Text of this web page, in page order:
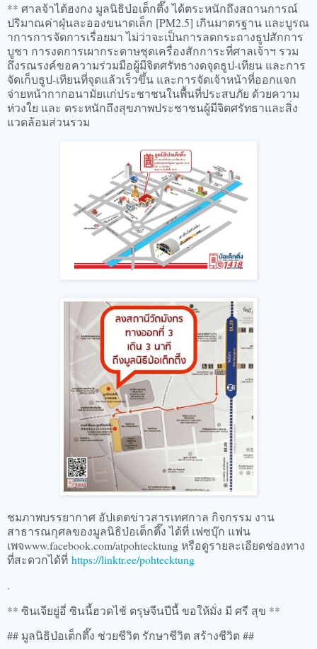
** ศาลจ้าไต้ฮงกง มูลนิธิป่อเต็กตึ๊ง ได้ตระหนักถึงสถานการณ์
ปริมาณค่าฝุ่นละอองขนาดเล็ก [PM2.5] เกินมาตรฐาน และบูรณ
าการการจัดการเรื่อยมา ไม่ว่าจะเป็นการลดกระถางธูปสักการ
บูชา การงดการเผากระดาษชุดเครื่องสักการะที่ศาลเจ้าฯ รวม
ถึงรณรงค์ขอความร่วมมือผู้มีจิตศรัทธางดจุดธูป-เทียน และการ
จัดเก็บธูป-เทียนที่จุดแล้วเร็วขึ้น และการจัดเจ้าหน้าที่ออกแจก
จ่ายหน้ากากอนามัยแก่ประชาชนในพื้นที่ประสบภัย ด้วยความ
ห่วงใย และ ตระหนักถึงสุขภาพประชาชนผู้มีจิตศรัทธาและสิ่ง
แวดล้อมส่วนรวม
ชมภาพบรรยากาศ อัปเดตข่าวสารเทศกาล กิจกรรม งาน
สาธารณกุศลของมูลนิธิป่อเต็กตึ๊ง ได้ที่ เฟซบุ๊ก แฟน
เพจwww.facebook.com/atpohtecktung หรือดูรายละเอียดช่องทาง
ที่สะดวกได้ที่ https://linktr.ee/pohtecktung
.
** ซินเจียยู่อี่ ซินนี้ฮวดไช้ ตรุษจีนปีนี้ ขอให้มั่ง มี ศรี สุข **
## มูลนิธิป่อเต็กตึ๊ง ช่วยชีวิต รักษาชีวิต สร้างชีวิต ##​